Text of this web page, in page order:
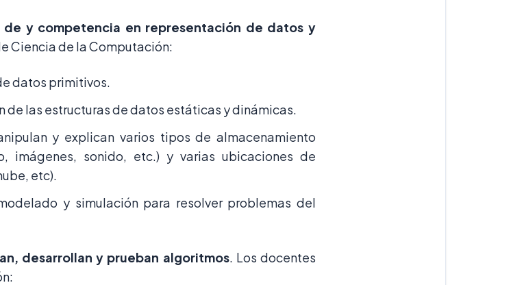
de y competencia en representación de datos y
Ciencia de la Computación:
datos primitivos.
de las estructuras de datos estáticas y dinámicas.
y explican varios tipos de almacenamiento
imágenes, sonido, etc.) y varias ubicaciones de
etc).
y simulación para resolver problemas del
desarrollan y prueban algoritmos. Los docentes